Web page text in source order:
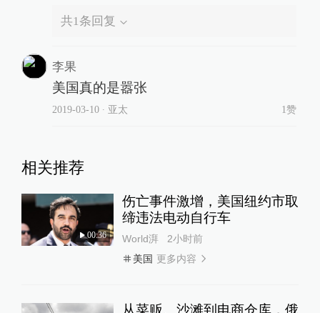
共1条回复
李果
美国真的是嚣张
2019-03-10∙ 亚太 1赞
相关推荐
00:36
伤亡事件激增，美国纽约市取
缔违法电动自行车
World湃
2小时前
美国 更多内容